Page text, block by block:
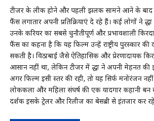
टीजर के लीक होने और पहली झलक सामने आने के बाद
फैंस लगातार अपनी प्रतिक्रियाएं दे रहे हैं। कई लोगों ने
उनके करियर का सबसे चुनौतीपूर्ण और प्रभावशाली
फैंस का कहना है कि यह फिल्म उन्हें राष्ट्रीय पुरस्कार
सकती है। विठाबाई जैसे ऐतिहासिक और प्रेरणादायक
आसान नहीं था, लेकिन टीजर में श्रद्धा ने अपनी मेहनत
अगर फिल्म इसी स्तर की रही, तो यह सिर्फ मनोरंजन
लोककला और महिला संघर्ष की एक यादगार कहानी
दर्शक इसके ट्रेलर और रिलीज का बेसब्री से इंतजार कर